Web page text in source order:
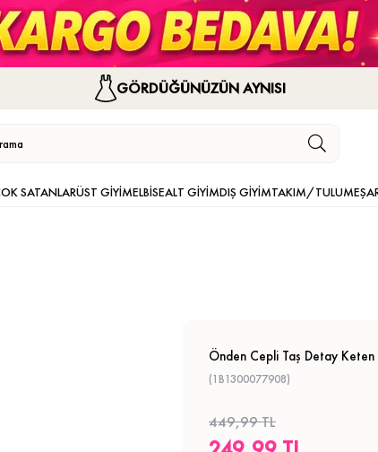
GÖRDÜĞÜNÜZÜN AYNISI
SATANLARÜST GİYİMELBİSEALT GİYİMDIŞ GİYİMTAKIM/TULUM
Önden Cepli Taş Detay Keten
(1B1300077908)
449,99 TL